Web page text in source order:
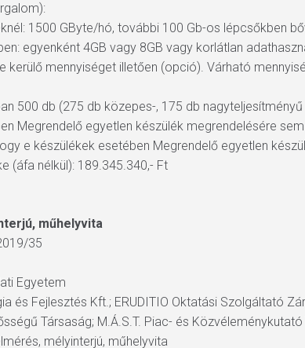
1500 GByte/hó, további 100 Gb-os lépcsőkben
egyenként 4GB vagy 8GB vagy korlátlan
mennyiséget illetően (opció). Várható
500 db (275 db közepes-, 175 db
Megrendelő egyetlen készülék megrendelésére
e készülékek esetében Megrendelő egyetlen
(áfa nélkül): 189.345.340,- Ft
műhelyvita
35
Egyetem
és Fejlesztés Kft.; ERUDITIO Oktatási Szolgáltató
Társaság; M.Á.S.T. Piac- és Közvéleménykutató
mélyinterjú, műhelyvita